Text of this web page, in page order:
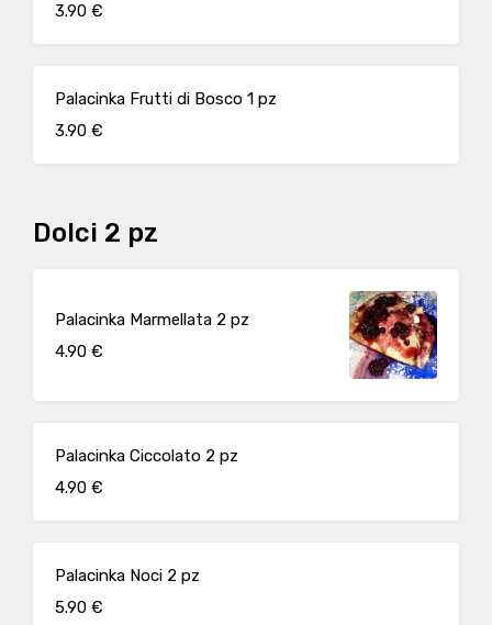
3.90 €
Palacinka Frutti di Bosco 1 pz
3.90 €
Dolci 2 pz
Palacinka Marmellata 2 pz
4.90 €
Palacinka Ciccolato 2 pz
4.90 €
Palacinka Noci 2 pz
5.90 €